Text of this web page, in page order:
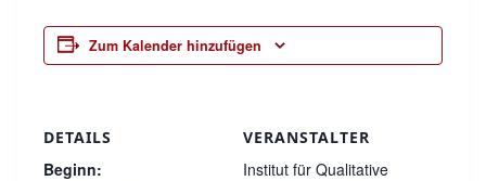
Zum Kalender hinzufügen
DETAILS
Beginn:
VERANSTALTER
Institut für Qualitative